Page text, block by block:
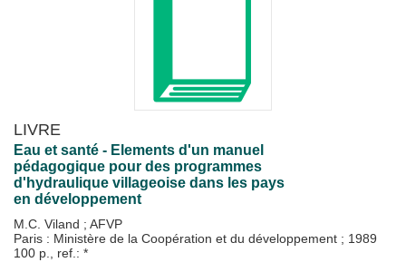
LIVRE
Eau et santé - Elements d'un manuel
pédagogique pour des programmes
d'hydraulique villageoise dans les pays
en développement
M.C. Viland ; AFVP
Paris : Ministère de la Coopération et du développement ; 1989
100 p., ref.: *